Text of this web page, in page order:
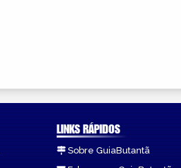
LINKS RÁPIDOS
Sobre GuiaButantã